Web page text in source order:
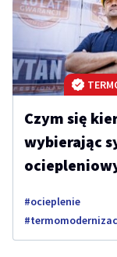
Czym się
wybierając
ocieplenie